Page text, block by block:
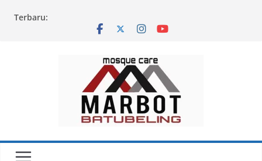
Terbaru: